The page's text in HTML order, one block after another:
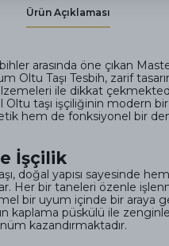
Ürün Açıklaması
arasında öne çıkan
Oltu Taşı Tesbih, zarif
ile dikkat
Oltu taşı işçiliğinin modern
hem de fonksiyonel bir
İşçilik
doğal yapısı sayesinde hem
Her bir taneleri özenle
bir uyum içinde bir araya
kaplama püskülü ile
kazandırmaktadır.